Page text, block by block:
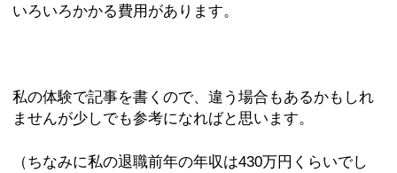
いろいろかかる費用があります。
私の体験で記事を書くので、違う場合もあるかもしれ
ませんが少しでも参考になればと思います。
（ちなみに私の退職前年の年収は430万円くらいでし